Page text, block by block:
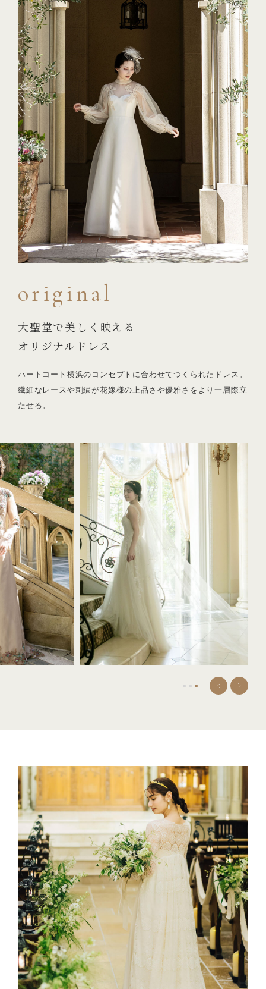
original
大聖堂で美しく映える
オリジナルドレス
ハートコート横浜のコンセプトに合わせてつくられたドレス。
繊細なレースや刺繍が花嫁様の上品さや優雅さをより一層際立
たせる。